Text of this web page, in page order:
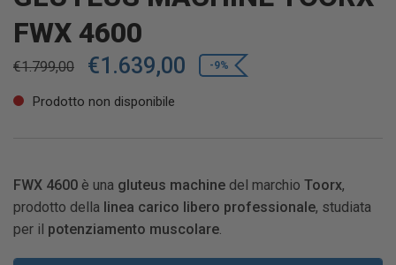
FWX 4600
€1.799,00 €1.639,00 -9%
Prodotto non disponibile
FWX 4600 è una gluteus machine del marchio Toorx,
prodotto della linea carico libero professionale, studiata
per il potenziamento muscolare.